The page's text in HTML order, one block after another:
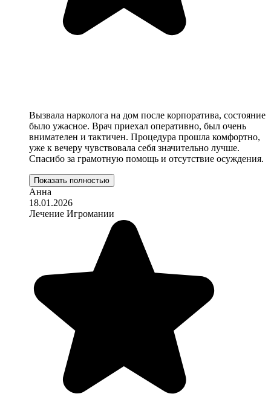
Вызвала нарколога на дом после корпоратива, состояние
было ужасное. Врач приехал оперативно, был очень
внимателен и тактичен. Процедура прошла комфортно,
уже к вечеру чувствовала себя значительно лучше.
Спасибо за грамотную помощь и отсутствие осуждения.
Показать полностью
Анна
18.01.2026
Лечение Игромании